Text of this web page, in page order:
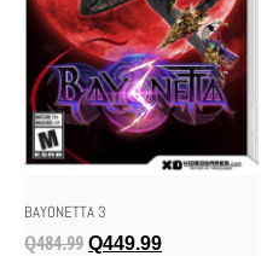
BAYONETTA 3
Q484.99 Q449.99